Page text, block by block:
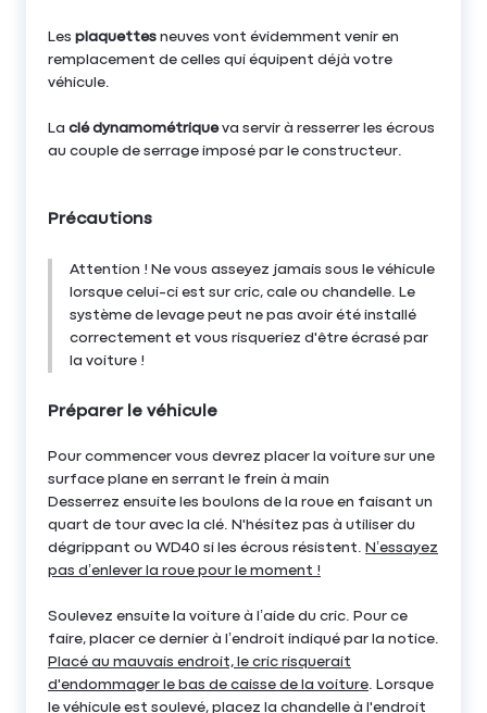
Les plaquettes neuves vont évidemment venir en
remplacement de celles qui équipent déjà votre
véhicule.
La clé dynamométriqueva servir à resserrer les écrous
au couple de serrage imposé par le constructeur.
Précautions
Attention ! Ne vous asseyez jamais sous le véhicule
lorsque celui-ci est sur cric, cale ou chandelle. Le
système de levage peut ne pas avoir été installé
correctement et vous risqueriez d'être écrasé par
la voiture !
Préparer le véhicule
Pour commencer vous devrez placer la voiture sur une
surface plane en serrant le frein à main
Desserrez ensuite les boulons de la roue en faisant un
quart de tour avec la clé. N'hésitez pas à utiliser du
dégrippant ou WD40 si les écrous résistent. N’essayez
pas d’enlever la roue pour le moment !
Soulevez ensuite la voiture à l’aide du cric. Pour ce
faire, placer ce dernier à l’endroit indiqué par la notice.
Placé au mauvais endroit, le cric risquerait
d'endommager le bas de caisse de la voiture. Lorsque
le véhicule est soulevé, placez la chandelle à l'endroit